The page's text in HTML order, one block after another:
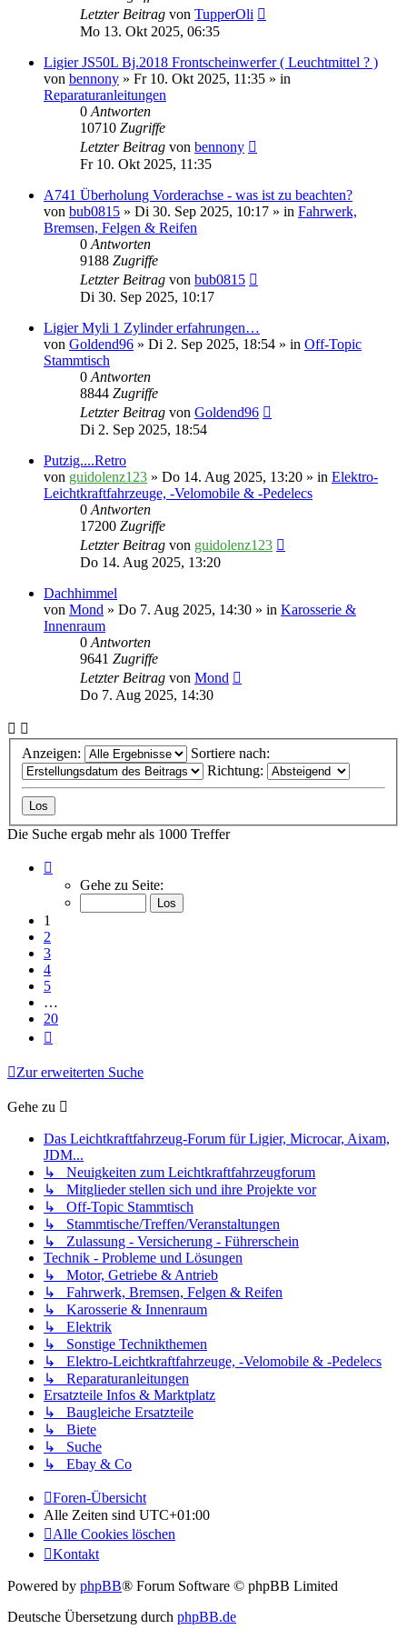
Letzter Beitrag von TupperOli
Mo 13. Okt 2025, 06:35
Ligier JS50L Bj.2018 Frontscheinwerfer ( Leuchtmittel ? )
von bennony » Fr 10. Okt 2025, 11:35 » in
Reparaturanleitungen
0Antworten
10710 Zugriffe
Letzter Beitrag von bennony
Fr 10. Okt 2025, 11:35
A741 Überholung Vorderachse - was ist zu beachten?
von bub0815 » Di 30. Sep 2025, 10:17 » in Fahrwerk,
Bremsen, Felgen & Reifen
0Antworten
9188 Zugriffe
Letzter Beitrag von bub0815
Di 30. Sep 2025, 10:17
Ligier Myli 1 Zylinder erfahrungen…
von Goldend96 » Di 2. Sep 2025, 18:54 » in Off-Topic
Stammtisch
0Antworten
8844 Zugriffe
Letzter Beitrag von Goldend96
Di 2. Sep 2025, 18:54
Putzig....Retro
von guidolenz123 » Do 14. Aug 2025, 13:20 » in Elektro-
Leichtkraftfahrzeuge, -Velomobile & -Pedelecs
0Antworten
17200 Zugriffe
Letzter Beitrag von guidolenz123
Do 14. Aug 2025, 13:20
Dachhimmel
von Mond » Do 7. Aug 2025, 14:30 » in Karosserie &
Innenraum
0Antworten
9641 Zugriffe
Letzter Beitrag von Mond
Do 7. Aug 2025, 14:30
Anzeigen:
Sortiere nach:
Richtung:
Die Suche ergab mehr als 1000 Treffer
von
Gehe zu Seite:
1
2
3
4
5
…
20
Zur erweiterten Suche
Gehe zu
Das Leichtkraftfahrzeug-Forum für Ligier, Microcar, Aixam,
JDM...
↳ Neuigkeiten zum Leichtkraftfahrzeugforum
↳ Mitglieder stellen sich und ihre Projekte vor
↳ Off-Topic Stammtisch
↳ Stammtische/Treffen/Veranstaltungen
↳ Zulassung - Versicherung - Führerschein
Technik - Probleme und Lösungen
↳ Motor, Getriebe & Antrieb
↳ Fahrwerk, Bremsen, Felgen & Reifen
↳ Karosserie & Innenraum
↳ Elektrik
↳ Sonstige Technikthemen
↳ Elektro-Leichtkraftfahrzeuge, -Velomobile & -Pedelecs
↳ Reparaturanleitungen
Ersatzteile Infos & Marktplatz
↳ Baugleiche Ersatzteile
↳ Biete
↳ Suche
↳ Ebay & Co
Foren-Übersicht
Alle Zeiten sind UTC+01:00
Alle Cookies löschen
Kontakt
Powered by phpBB® Forum Software © phpBB Limited
Deutsche Übersetzung durch phpBB.de